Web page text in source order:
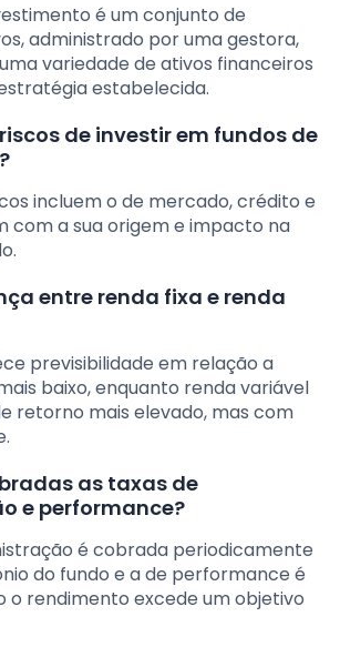
é um conjunto de
administrado por uma gestora,
variedade de ativos financeiros
estabelecida.
de investir em fundos de
incluem o de mercado, crédito e
com a sua origem e impacto na
entre renda fixa e renda
previsibilidade em relação a
baixo, enquanto renda variável
retorno mais elevado, mas com
as taxas de
e performance?
é cobrada periodicamente
do fundo e a de performance é
o rendimento excede um objetivo